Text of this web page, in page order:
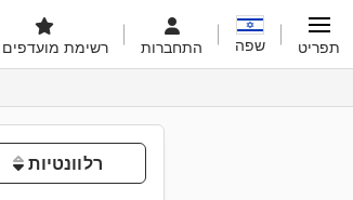
רשימת מועדפים התחברות שפה תפריט
רלוונטיות